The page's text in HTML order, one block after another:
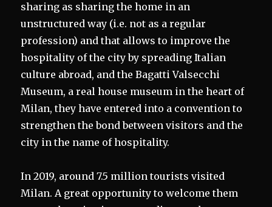
sharing as sharing the home in an
unstructured way (i.e. not as a regular
profession) and that allows to improve the
hospitality of the city by spreading Italian
culture abroad, and the Bagatti Valsecchi
Museum, a real house museum in the heart of
Milan, they have entered into a convention to
strengthen the bond between visitors and the
city in the name of hospitality.
In 2019, around 7.5 million tourists visited
Milan. A great opportunity to welcome them